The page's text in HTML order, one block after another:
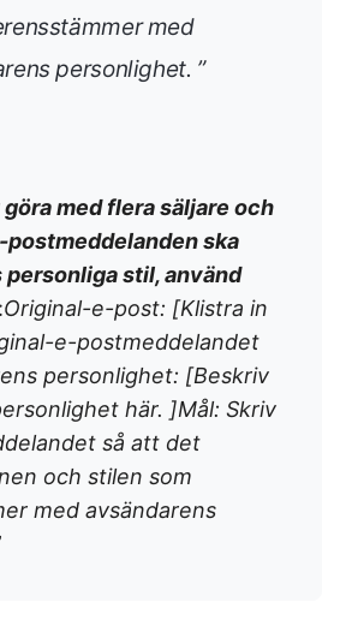
med
personlighet. ”
göra med flera säljare och
ska
personliga stil, använd
:Original-e-post: [Klistra in
e-postmeddelandet
personlighet: [Beskriv
här. ]Mål: Skriv
så att det
och stilen som
med avsändarens